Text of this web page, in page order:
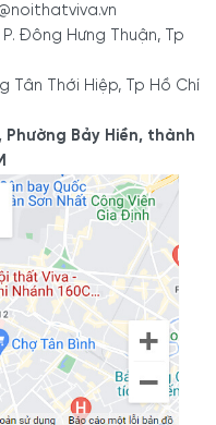
Đông Hưng Thuận, Tp
Tân Thới Hiệp, Tp Hồ Chí
Phường Bảy Hiền, thành